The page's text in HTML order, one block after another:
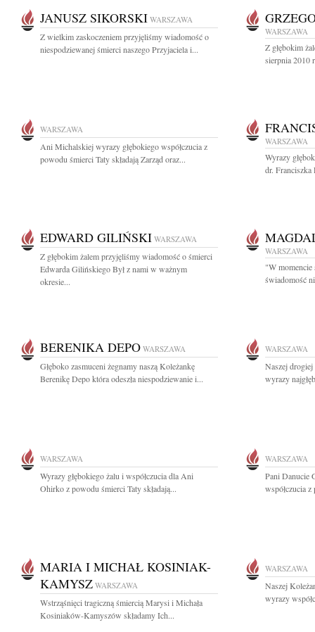
JANUSZ SIKORSKI WARSZAWA
Z wielkim zaskoczeniem przyjęliśmy wiadomość o
niespodziewanej śmierci naszego Przyjaciela i...
WARSZAWA
Z głębokim
sierpnia 2010
WARSZAWA
Ani Michalskiej wyrazy głębokiego współczucia z
powodu śmierci Taty składają Zarząd oraz...
WARSZAWA
Wyrazy
dr. Franciszka
EDWARD GILIŃSKI WARSZAWA
Z głębokim żalem przyjęliśmy wiadomość o śmierci
Edwarda Gilińskiego Był z nami w ważnym
okresie...
WARSZAWA
"W momencie
świadomość
BERENIKA DEPO WARSZAWA
Głęboko zasmuceni żegnamy naszą Koleżankę
Berenikę Depo która odeszła niespodziewanie i...
WARSZAWA
Naszej
wyrazy
WARSZAWA
Wyrazy głębokiego żalu i współczucia dla Ani
Ohirko z powodu śmierci Taty składają...
WARSZAWA
Pani Danucie
współczucia
MARIA I MICHAŁ KOSINIAK-
KAMYSZ WARSZAWA
Wstrząśnięci tragiczną śmiercią Marysi i Michała
Kosiniaków-Kamyszów składamy Ich...
WARSZAWA
Naszej
wyrazy